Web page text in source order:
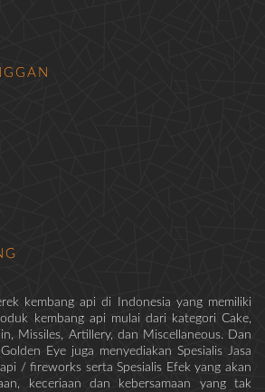
kembang api di Indonesia yang memiliki
kembang api mulai dari kategori Cake,
Missiles, Artillery, dan Miscellaneous. Dan
Eye juga menyediakan Spesialis Jasa
/ fireworks serta Spesialis Efek yang akan
keceriaan dan kebersamaan yang tak